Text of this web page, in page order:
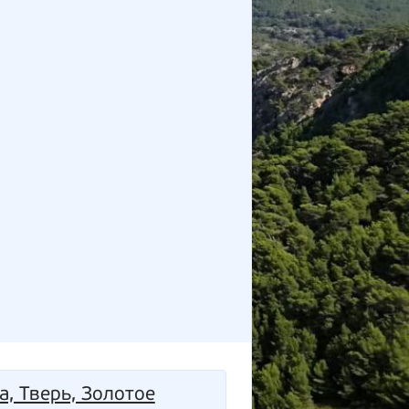
Тверь, Золотое